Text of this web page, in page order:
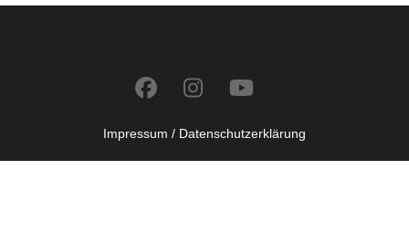
Impressum / Datenschutzerklärung